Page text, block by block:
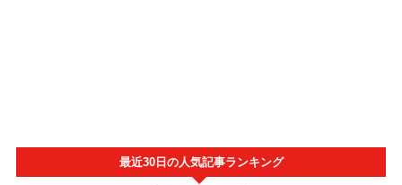
最近30日の人気記事ランキング